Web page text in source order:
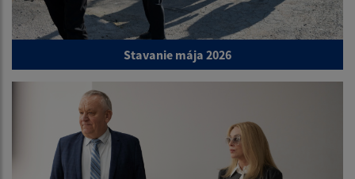
Stavanie mája 2026